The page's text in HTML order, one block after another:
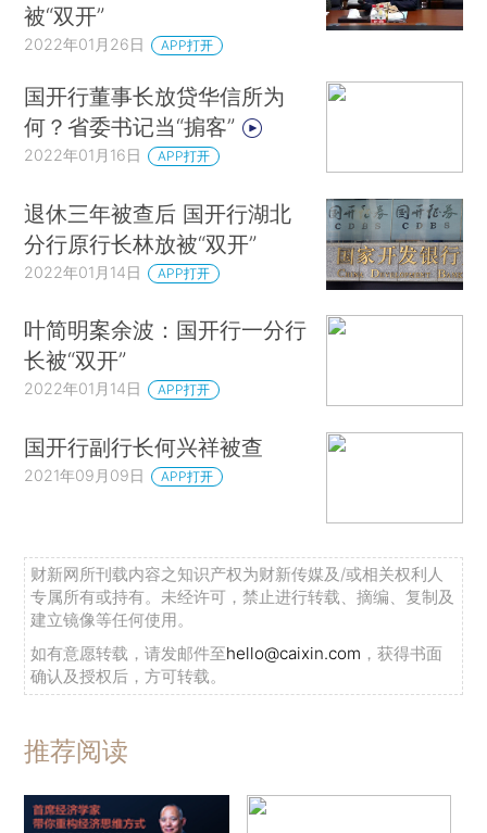
被“双开”
2022年01月26日 APP打开
国开行董事长放贷华信所为
何？省委书记当“掮客”
2022年01月16日 APP打开
退休三年被查后 国开行湖北
分行原行长林放被“双开”
2022年01月14日 APP打开
叶简明案余波：国开行一分行
长被“双开”
2022年01月14日 APP打开
国开行副行长何兴祥被查
2021年09月09日 APP打开
财新网所刊载内容之知识产权为财新传媒及/或相关权利人
专属所有或持有。未经许可，禁止进行转载、摘编、复制及
建立镜像等任何使用。
如有意愿转载，请发邮件至hello@caixin.com ，获得书面
确认及授权后，方可转载。
推荐阅读